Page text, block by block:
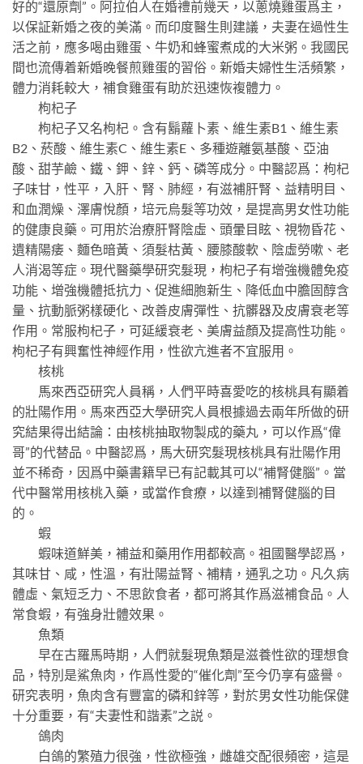
好的“還原劑”。阿拉伯人在婚禮前幾天，以蔥燒雞蛋爲主，
以保証新婚之夜的美滿。而印度醫生則建議，夫妻在過性生
活之前，應多喝由雞蛋、牛奶和蜂蜜煮成的大米粥。我國民
間也流傳着新婚晚餐煎雞蛋的習俗。新婚夫婦性生活頻繁，
體力消耗較大，補食雞蛋有助於迅速恢複體力。
枸杞子
枸杞子又名枸杞。含有鬍蘿卜素、維生素B1、維生素
B2、菸酸、維生素C、維生素E、多種遊離氨基酸、亞油
酸、甜芋鹼、鐵、鉀、鋅、鈣、磷等成分。中醫認爲：枸杞
子味甘，性平，入肝、腎、肺經，有滋補肝腎、益精明目、
和血潤燥、澤膚悅顏，培元烏髮等功效，是提高男女性功能
的健康良藥。可用於治療肝腎陰虛、頭暈目眩、視物昏花、
遺精陽痿、麵色暗黃、須髮枯黃、腰膝酸軟、陰虛勞嗽、老
人消渴等症。現代醫藥學研究髮現，枸杞子有增強機體免疫
功能、增強機體抵抗力、促進細胞新生、降低血中膽固醇含
量、抗動脈粥樣硬化、改善皮膚彈性、抗髒器及皮膚衰老等
作用。常服枸杞子，可延緩衰老、美膚益顏及提高性功能。
枸杞子有興奮性神經作用，性欲亢進者不宜服用。
核桃
馬來西亞研究人員稱，人們平時喜愛吃的核桃具有顯着
的壯陽作用。馬來西亞大學研究人員根據過去兩年所做的研
究結果得出結論：由核桃抽取物製成的藥丸，可以作爲“偉
哥”的代替品。中醫認爲，馬大研究髮現核桃具有壯陽作用
並不稀奇，因爲中藥書籍早已有記載其可以“補腎健腦”。當
代中醫常用核桃入藥，或當作食療，以達到補腎健腦的目
的。
蝦
蝦味道鮮美，補益和藥用作用都較高。祖國醫學認爲，
其味甘、咸，性溫，有壯陽益腎、補精，通乳之功。凡久病
體虛、氣短乏力、不思飲食者，都可將其作爲滋補食品。人
常食蝦，有強身壯體效果。
魚類
早在古羅馬時期，人們就髮現魚類是滋養性欲的理想食
品，特別是鯊魚肉，作爲性愛的“催化劑”至今仍享有盛譽。
研究表明，魚肉含有豐富的磷和鋅等，對於男女性功能保健
十分重要，有“夫妻性和諧素”之説。
鴿肉
白鴿的繁殖力很強，性欲極強，雌雄交配很頻密，這是